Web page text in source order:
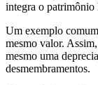
integra o patrimônio
Um exemplo
mesmo valor.
mesmo uma
desmembramentos.